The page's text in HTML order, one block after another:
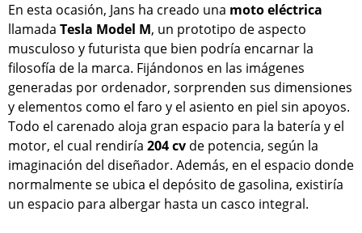
En esta ocasión, Jans ha creado una moto eléctrica
llamada Tesla Model M, un prototipo de aspecto
musculoso y futurista que bien podría encarnar la
filosofía de la marca. Fijándonos en las imágenes
generadas por ordenador, sorprenden sus dimensiones
y elementos como el faro y el asiento en piel sin apoyos.
Todo el carenado aloja gran espacio para la batería y el
motor, el cual rendiría 204 cv de potencia, según la
imaginación del diseñador. Además, en el espacio donde
normalmente se ubica el depósito de gasolina, existiría
un espacio para albergar hasta un casco integral.